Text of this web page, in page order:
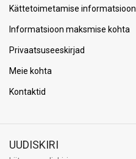
Kättetoimetamise informatsioon
Informatsioon maksmise kohta
Privaatsuseeskirjad
Meie kohta
Kontaktid
UUDISKIRI